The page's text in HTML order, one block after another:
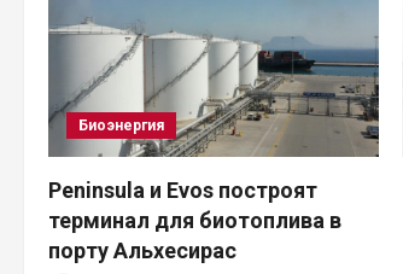
ц
я
п
о
Биоэнергия
Peninsula и Evos построят
терминал для биотоплива в
порту Альхесирас